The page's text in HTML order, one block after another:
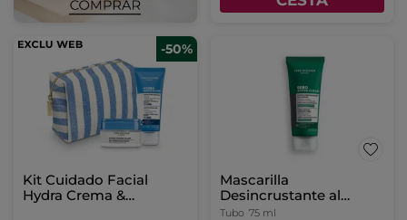
-50%
Kit Cuidado Facial
Hydra Crema &
Mascarilla
Desincrustante al
Carbón 75 ml
Tubo 75 ml